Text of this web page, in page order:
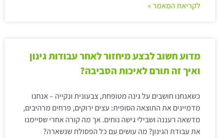
לקריאת המאמר »
מדוע חשוב לבצע מיחזור לאחר עבודות גינון
ואיך זה תורם לאיכות הסביבה?
כשאנחנו חושבים על גינה מטופחת, צבעונית ונקייה – אנחנו
מדמיינים את התוצאה הסופית: עצים ירוקים, פרחים מרהיבים,
מדשאה רעננה ושבילי גישה נוחים. אך מה קורה אחרי שסיימנו
את עבודת הגינון? מה עושים עם כל הפסולת שנשארה?